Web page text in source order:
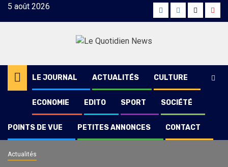
Skip5 août 2026 FacebookInstagram
Twitter
LE JOURNAL ACTUALITÉS CULTURE
ECONOMIE EDITO SPORT SOCIÉTÉ
POINTS DE VUE PETITES ANNONCES CONTACT
Actualités